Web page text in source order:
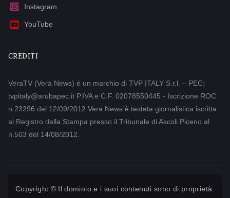
Instagram
YouTube
CREDITI
VeraTV (Vera News) è un marchio di TVP ITALY S.r.l. – PEC:
tvpitaly@arubapec.it P.IVA e C.F. 02078550445 - Iscrizione ROC
n.23296 del 12/09/2012 Vera News è testata giornalistica iscritta
al Registro della Stampa presso il Tribunale di Ascoli Piceno al
n.503 del 14/08/2012.
Copyright © Il dominio e i suoi contenuti sono di proprietà